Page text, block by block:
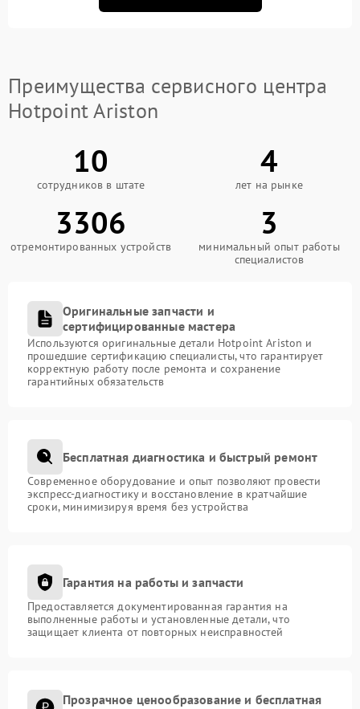
Преимущества сервисного центра
Hotpoint Ariston
10
сотрудников в штате
4
лет на рынке
3306
отремонтированных устройств
3
минимальный опыт работы
специалистов
Оригинальные запчасти и
сертифицированные мастера
Используются оригинальные детали Hotpoint Ariston и
прошедшие сертификацию специалисты, что гарантирует
корректную работу после ремонта и сохранение
гарантийных обязательств
Бесплатная диагностика и быстрый ремонт
Современное оборудование и опыт позволяют провести
экспресс-диагностику и восстановление в кратчайшие
сроки, минимизируя время без устройства
Гарантия на работы и запчасти
Предоставляется документированная гарантия на
выполненные работы и установленные детали, что
защищает клиента от повторных неисправностей
Прозрачное ценообразование и бесплатная